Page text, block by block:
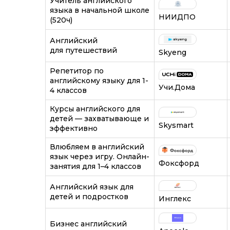
языка в начальной школе
(520ч)
НИИДПО
Английский
для путешествий
Skyeng
Репетитор по
английскому языку для 1-
4 классов
Учи.Дома
Курсы английского для
детей — захватывающе и
эффективно
Skysmart
Влюбляем в английский
язык через игру. Онлайн-
занятия для 1–4 классов
Фоксфорд
Английский язык для
детей и подростков
Инглекс
Бизнес английский